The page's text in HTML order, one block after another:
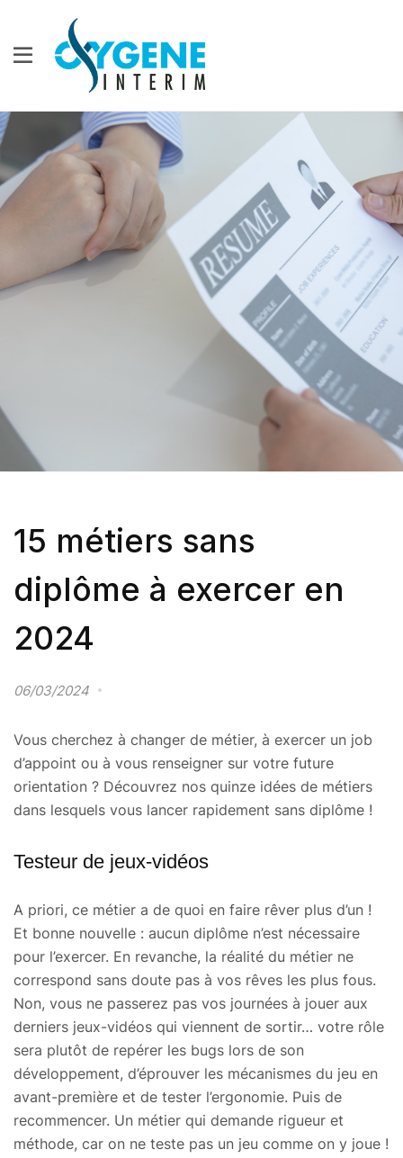
15 métiers sans
diplôme à exercer en
2024
06/03/2024
Vous cherchez à changer de métier, à exercer un job
d’appoint ou à vous renseigner sur votre future
orientation ? Découvrez nos quinze idées de métiers
dans lesquels vous lancer rapidement sans diplôme !
Testeur de jeux-vidéos
A priori, ce métier a de quoi en faire rêver plus d’un !
Et bonne nouvelle : aucun diplôme n’est nécessaire
pour l’exercer. En revanche, la réalité du métier ne
correspond sans doute pas à vos rêves les plus fous.
Non, vous ne passerez pas vos journées à jouer aux
derniers jeux-vidéos qui viennent de sortir… votre rôle
sera plutôt de repérer les bugs lors de son
développement, d’éprouver les mécanismes du jeu en
avant-première et de tester l’ergonomie. Puis de
recommencer. Un métier qui demande rigueur et
méthode, car on ne teste pas un jeu comme on y joue !